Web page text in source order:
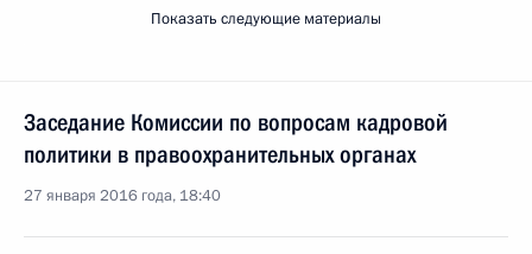
Показать следующие материалы
Заседание Комиссии по вопросам кадровой
политики в правоохранительных органах
27 января 2016 года, 18:40